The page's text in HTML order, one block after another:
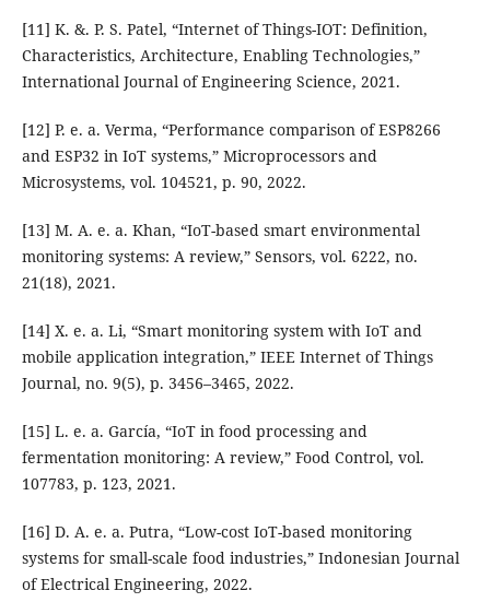
[11] K. &. P. S. Patel, “Internet of Things-IOT: Definition,
Characteristics, Architecture, Enabling Technologies,”
International Journal of Engineering Science, 2021.
[12] P. e. a. Verma, “Performance comparison of ESP8266
and ESP32 in IoT systems,” Microprocessors and
Microsystems, vol. 104521, p. 90, 2022.
[13] M. A. e. a. Khan, “IoT-based smart environmental
monitoring systems: A review,” Sensors, vol. 6222, no.
21(18), 2021.
[14] X. e. a. Li, “Smart monitoring system with IoT and
mobile application integration,” IEEE Internet of Things
Journal, no. 9(5), p. 3456–3465, 2022.
[15] L. e. a. García, “IoT in food processing and
fermentation monitoring: A review,” Food Control, vol.
107783, p. 123, 2021.
[16] D. A. e. a. Putra, “Low-cost IoT-based monitoring
systems for small-scale food industries,” Indonesian Journal
of Electrical Engineering, 2022.